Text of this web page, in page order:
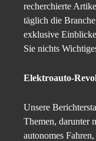
recherchierte
täglich die
exklusive
Sie nichts
Elektroauto-
Unsere
Themen, darunter
autonomes